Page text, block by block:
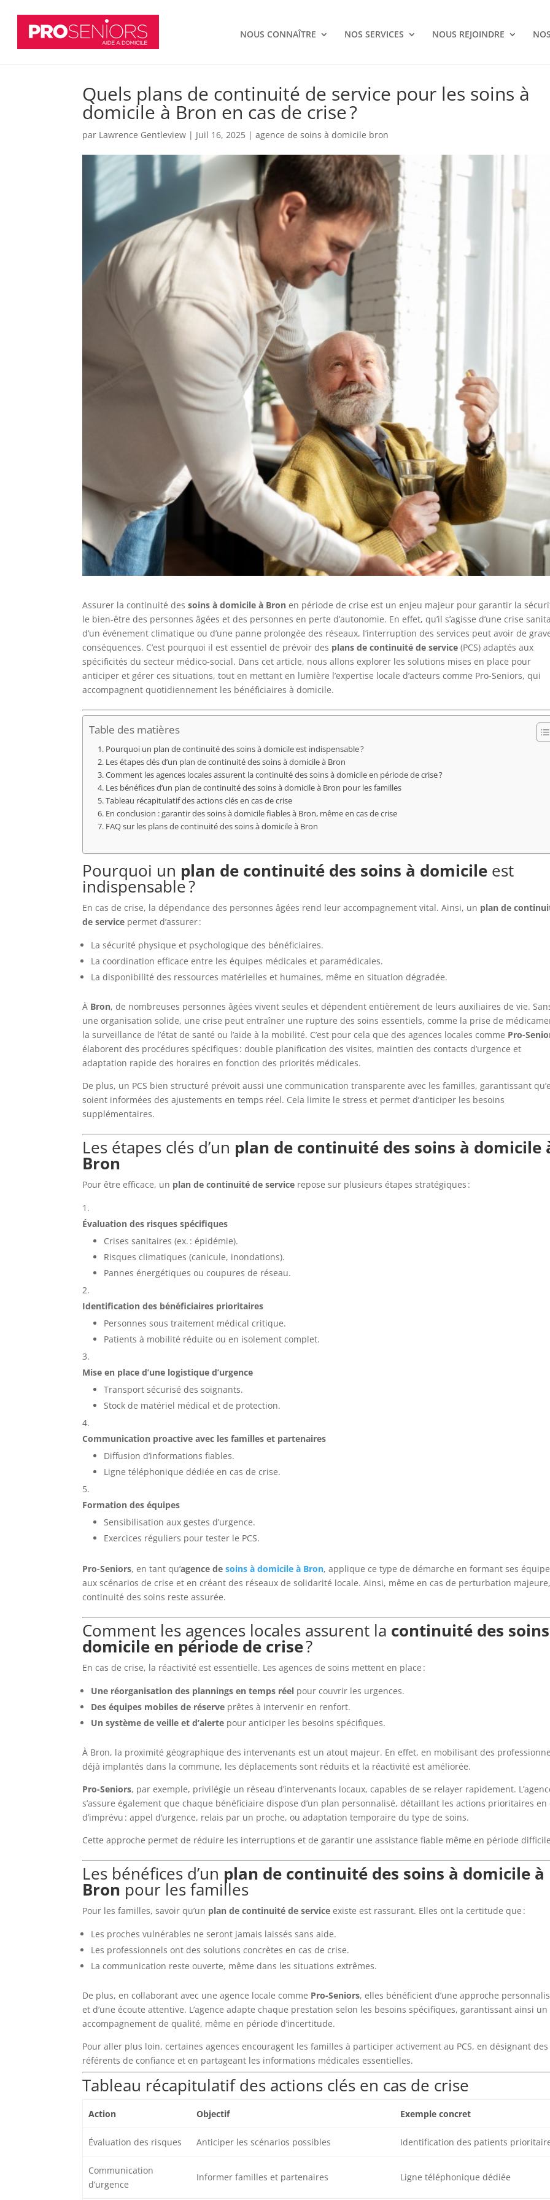
NOUS CONNAÎTRE NOS SERVICES NOUS REJOINDRE
Quels plans de continuité de service pour les soins à
domicile à Bron en cas de crise ?
par Lawrence Gentleview | Juil 16, 2025 |agence de soins à domicile bron
Assurer la continuité dessoins à domicile à Bron en période de crise est un enjeu majeur pour garantir la
le bien-être des personnes âgées et des personnes en perte d’autonomie. En effet, qu’il s’agisse d’une crise
d’un événement climatique ou d’une panne prolongée des réseaux, l’interruption des services peut avoir de
conséquences. C’est pourquoi il est essentiel de prévoir des plans de continuité de service (PCS) adaptés aux
spécificités du secteur médico-social. Dans cet article, nous allons explorer les solutions mises en place pour
anticiper et gérer ces situations, tout en mettant en lumière l’expertise locale d’acteurs comme Pro-Seniors, qui
accompagnent quotidiennement les bénéficiaires à domicile.
Table des matières
Pourquoi un plan de continuité des soins à domicile est indispensable ?
Les étapes clés d’un plan de continuité des soins à domicile à Bron
Comment les agences locales assurent la continuité des soins à domicile en période de crise ?
Les bénéfices d’un plan de continuité des soins à domicile à Bron pour les familles
Tableau récapitulatif des actions clés en cas de crise
En conclusion : garantir des soins à domicile fiables à Bron, même en cas de crise
FAQ sur les plans de continuité des soins à domicile à Bron
Pourquoi un plan de continuité des soins à domicile est
indispensable ?
En cas de crise, la dépendance des personnes âgées rend leur accompagnement vital. Ainsi, un plan de
de service permet d’assurer :
La sécurité physique et psychologique des bénéficiaires.
La coordination efficace entre les équipes médicales et paramédicales.
La disponibilité des ressources matérielles et humaines, même en situation dégradée.
À Bron, de nombreuses personnes âgées vivent seules et dépendent entièrement de leurs auxiliaires de vie.
une organisation solide, une crise peut entraîner une rupture des soins essentiels, comme la prise de
la surveillance de l’état de santé ou l’aide à la mobilité. C’est pour cela que des agences locales comme Pro-
élaborent des procédures spécifiques : double planification des visites, maintien des contacts d’urgence et
adaptation rapide des horaires en fonction des priorités médicales.
De plus, un PCS bien structuré prévoit aussi une communication transparente avec les familles, garantissant
soient informées des ajustements en temps réel. Cela limite le stress et permet d’anticiper les besoins
supplémentaires.
Les étapes clés d’un plan de continuité des soins à domicile
Bron
Pour être efficace, un plan de continuité de service repose sur plusieurs étapes stratégiques :
Évaluation des risques spécifiques
Crises sanitaires (ex. : épidémie).
Risques climatiques (canicule, inondations).
Pannes énergétiques ou coupures de réseau.
Identification des bénéficiaires prioritaires
Personnes sous traitement médical critique.
Patients à mobilité réduite ou en isolement complet.
Mise en place d’une logistique d’urgence
Transport sécurisé des soignants.
Stock de matériel médical et de protection.
Communication proactive avec les familles et partenaires
Diffusion d’informations fiables.
Ligne téléphonique dédiée en cas de crise.
Formation des équipes
Sensibilisation aux gestes d’urgence.
Exercices réguliers pour tester le PCS.
Pro-Seniors, en tant qu’agence desoins à domicile à Bron, applique ce type de démarche en formant ses
aux scénarios de crise et en créant des réseaux de solidarité locale. Ainsi, même en cas de perturbation
continuité des soins reste assurée.
Comment les agences locales assurent la continuité des
domicile en période de crise?
En cas de crise, la réactivité est essentielle. Les agences de soins mettent en place :
Une réorganisation des plannings en temps réel pour couvrir les urgences.
Des équipes mobiles de réserve prêtes à intervenir en renfort.
Un système de veille et d’alerte pour anticiper les besoins spécifiques.
À Bron, la proximité géographique des intervenants est un atout majeur. En effet, en mobilisant des
déjà implantés dans la commune, les déplacements sont réduits et la réactivité est améliorée.
Pro-Seniors, par exemple, privilégie un réseau d’intervenants locaux, capables de se relayer rapidement.
s’assure également que chaque bénéficiaire dispose d’un plan personnalisé, détaillant les actions prioritaires en
d’imprévu : appel d’urgence, relais par un proche, ou adaptation temporaire du type de soins.
Cette approche permet de réduire les interruptions et de garantir une assistance fiable même en période
Les bénéfices d’un plan de continuité des soins à domicile à
Bron pour les familles
Pour les familles, savoir qu’un plan de continuité de service existe est rassurant. Elles ont la certitude que :
Les proches vulnérables ne seront jamais laissés sans aide.
Les professionnels ont des solutions concrètes en cas de crise.
La communication reste ouverte, même dans les situations extrêmes.
De plus, en collaborant avec une agence locale comme Pro-Seniors, elles bénéficient d’une approche
et d’une écoute attentive. L’agence adapte chaque prestation selon les besoins spécifiques, garantissant ainsi un
accompagnement de qualité, même en période d’incertitude.
Pour aller plus loin, certaines agences encouragent les familles à participer activement au PCS, en désignant des
référents de confiance et en partageant les informations médicales essentielles.
Tableau récapitulatif des actions clés en cas de crise
Action Objectif Exemple concret
Évaluation des risques Anticiper les scénarios possibles Identification des patients
Communication
d’urgence
Informer familles et partenaires Ligne téléphonique dédiée